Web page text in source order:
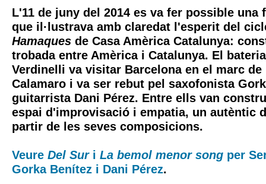
L'11 de juny del 2014 es va fer possible
que il·lustrava amb claredat l'esperit del
Hamaques de Casa Amèrica Catalunya:
trobada entre Amèrica i Catalunya. El
Verdinelli va visitar Barcelona en el marc de
Calamaro i va ser rebut pel saxofonista
guitarrista Dani Pérez. Entre ells van
espai d'improvisació i empatia, un autèntic
partir de les seves composicions.
Veure Del Suri La bemol menor song per
Gorka Benítez i Dani Pérez.